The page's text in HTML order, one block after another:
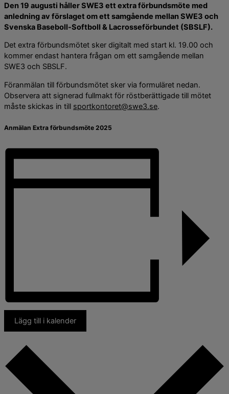
Den 19 augusti håller SWE3 ett extra förbundsmöte med
anledning av förslaget om ett samgående mellan SWE3 och
Svenska Baseboll-Softboll & Lacrosseförbundet (SBSLF).
Det extra förbundsmötet sker digitalt med start kl. 19.00 och
kommer endast hantera frågan om ett samgående mellan
SWE3 och SBSLF.
Föranmälan till förbundsmötet sker via formuläret nedan.
Observera att signerad fullmakt för röstberättigade till mötet
måste skickas in till sportkontoret@swe3.se.
Anmälan Extra förbundsmöte 2025
Lägg till i kalender